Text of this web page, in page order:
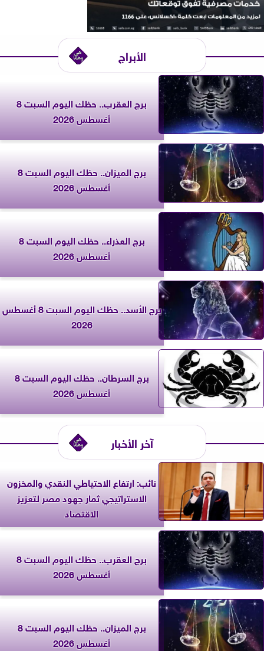
الأبراج
برج العقرب.. حظك اليوم السبت 8
أغسطس 2026
برج الميزان.. حظك اليوم السبت 8
أغسطس 2026
برج العذراء.. حظك اليوم السبت 8
أغسطس 2026
برج الأسد.. حظك اليوم السبت 8 أغسطس
2026
برج السرطان.. حظك اليوم السبت 8
أغسطس 2026
آخر الأخبار
نائب: ارتفاع الاحتياطي النقدي والمخزون
الاستراتيجي ثمار جهود مصر لتعزيز
الاقتصاد
برج العقرب.. حظك اليوم السبت 8
أغسطس 2026
برج الميزان.. حظك اليوم السبت 8
أغسطس 2026